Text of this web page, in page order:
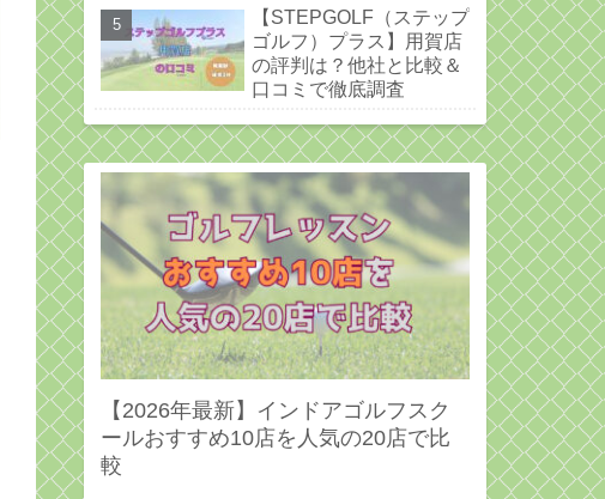
【STEPGOLF（ステップ
ゴルフ）プラス】用賀店
の評判は？他社と比較＆
口コミで徹底調査
【2026年最新】インドアゴルフスク
ールおすすめ10店を人気の20店で比
較